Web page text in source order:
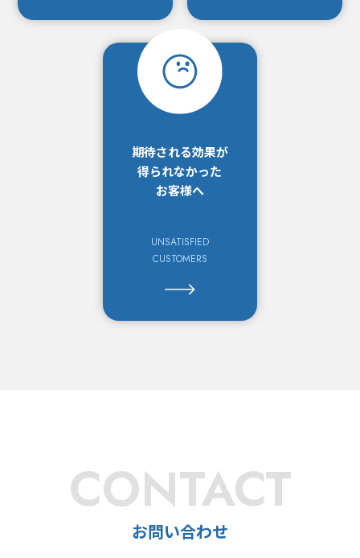
期待される効果が
得られなかった
お客様へ
UNSATISFIED
CUSTOMERS
CONTACT
お問い合わせ